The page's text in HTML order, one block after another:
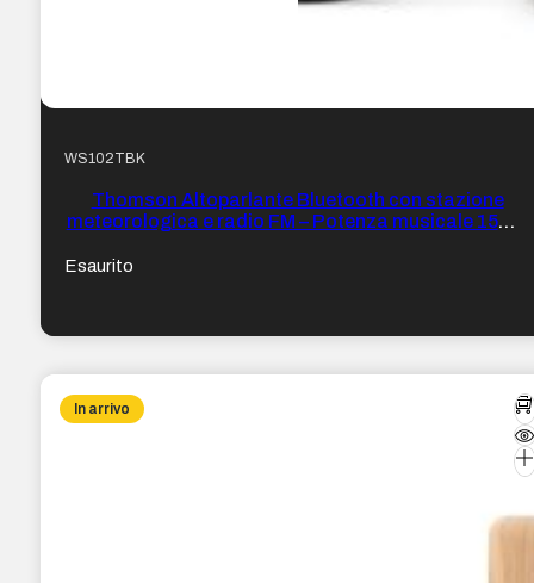
WS102TBK
Thomson Altoparlante Bluetooth con stazione
meteorologica e radio FM – Potenza musicale 15W –
Esaurito
In arrivo